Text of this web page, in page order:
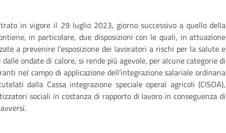
in vigore il 29 luglio 2023, giorno successivo a quello della
in particolare, due disposizioni con le quali, in attuazione
a prevenire l’esposizione dei lavoratori a rischi per la salute e
ondate di calore, si rende più agevole, per alcune categorie di
nel campo di applicazione dell’integrazione salariale ordinaria
dalla Cassa integrazione speciale operai agricoli (CISOA),
sociali in costanza di rapporto di lavoro in conseguenza di